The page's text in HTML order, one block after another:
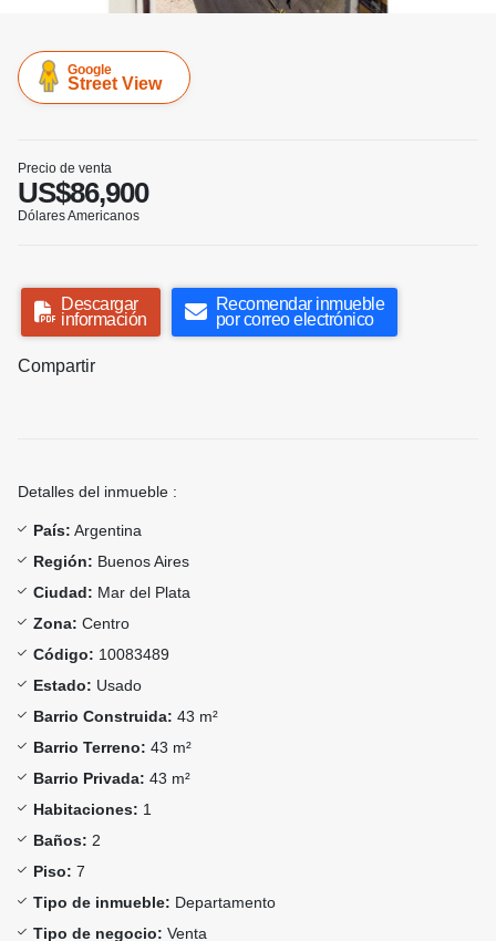
Google
Street View
Precio de venta
US$86,900
Dólares Americanos
Descargar
información
Recomendar inmueble
por correo electrónico
Compartir
Detalles del inmueble :
País: Argentina
Región: Buenos Aires
Ciudad: Mar del Plata
Zona: Centro
Código: 10083489
Estado: Usado
Barrio Construida: 43 m²
Barrio Terreno: 43 m²
Barrio Privada: 43 m²
Habitaciones: 1
Baños: 2
Piso: 7
Tipo de inmueble: Departamento
Tipo de negocio: Venta